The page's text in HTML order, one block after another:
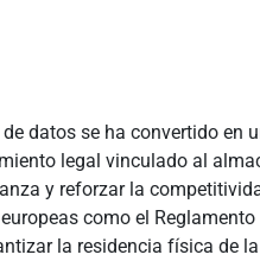
datos se ha convertido en
legal vinculado al
y reforzar la
como el
la residencia física de